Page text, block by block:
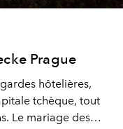
Prague
hôtelières,
tchèque, tout
Le mariage des